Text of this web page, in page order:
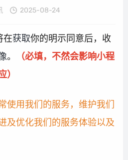
2025-08-24
在获取你的明示同意后，收
。
（必填，不然会影响小程
）
使用我们的服务，维护我们
及优化我们的服务体验以及